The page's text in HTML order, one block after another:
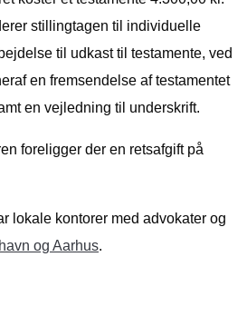
stillingtagen til individuelle
til udkast til testamente, ved
en fremsendelse af testamentet
en vejledning til underskrift.
foreligger der en retsafgift på
lokale kontorer med advokater og
og Aarhus.